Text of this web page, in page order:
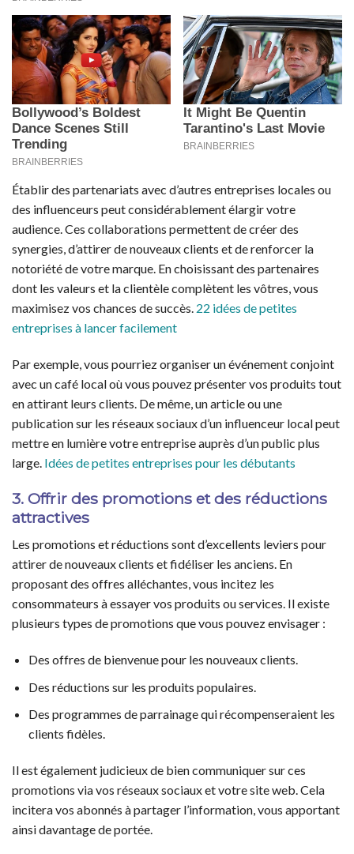
Établir des partenariats avec d’autres entreprises locales ou
des influenceurs peut considérablement élargir votre
audience. Ces collaborations permettent de créer des
synergies, d’attirer de nouveaux clients et de renforcer la
notoriété de votre marque. En choisissant des partenaires
dont les valeurs et la clientèle complètent les vôtres, vous
maximisez vos chances de succès. 22 idées de petites
entreprises à lancer facilement
Par exemple, vous pourriez organiser un événement conjoint
avec un café local où vous pouvez présenter vos produits tout
en attirant leurs clients. De même, un article ou une
publication sur les réseaux sociaux d’un influenceur local peut
mettre en lumière votre entreprise auprès d’un public plus
large. Idées de petites entreprises pour les débutants
3. Offrir des promotions et des réductions
attractives
Les promotions et réductions sont d’excellents leviers pour
attirer de nouveaux clients et fidéliser les anciens. En
proposant des offres alléchantes, vous incitez les
consommateurs à essayer vos produits ou services. Il existe
plusieurs types de promotions que vous pouvez envisager :
Des offres de bienvenue pour les nouveaux clients.
Des réductions sur les produits populaires.
Des programmes de parrainage qui récompenseraient les
clients fidèles.
Il est également judicieux de bien communiquer sur ces
promotions via vos réseaux sociaux et votre site web. Cela
incitera vos abonnés à partager l’information, vous apportant
ainsi davantage de portée.